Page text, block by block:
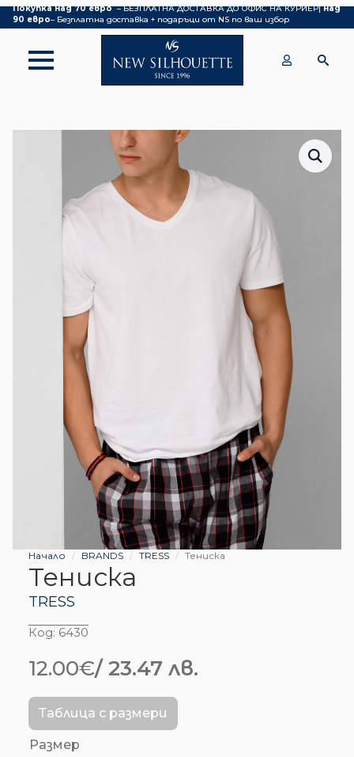
Покупка над 70 евро– БЕЗПЛАТНА ДОСТАВКА ДО ОФИС НА КУРИЕР|над
90 евро– Безплатна доставка + подаръци от NS по ваш избор
Начало BRANDS TRESS Тениска
Тениска
TRESS
Код: 6430
12.00€/ 23.47 лв.
Таблица с размери
Размер